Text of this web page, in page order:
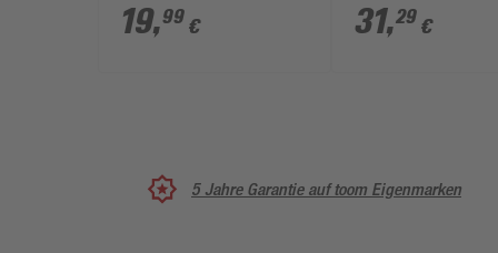
Bamboo'
bambus/schwarz 10 x
19,99 €
200 ml
31,29 €
5 Jahre Garantie auf toom Eigenmarken